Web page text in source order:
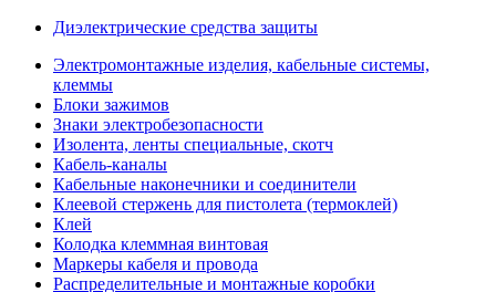
Диэлектрические средства защиты
Электромонтажные изделия, кабельные системы,
клеммы
Блоки зажимов
Знаки электробезопасности
Изолента, ленты специальные, скотч
Кабель-каналы
Кабельные наконечники и соединители
Клеевой стержень для пистолета (термоклей)
Клей
Колодка клеммная винтовая
Маркеры кабеля и провода
Распределительные и монтажные коробки